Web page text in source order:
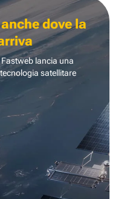
dove la
lancia una
satellitare